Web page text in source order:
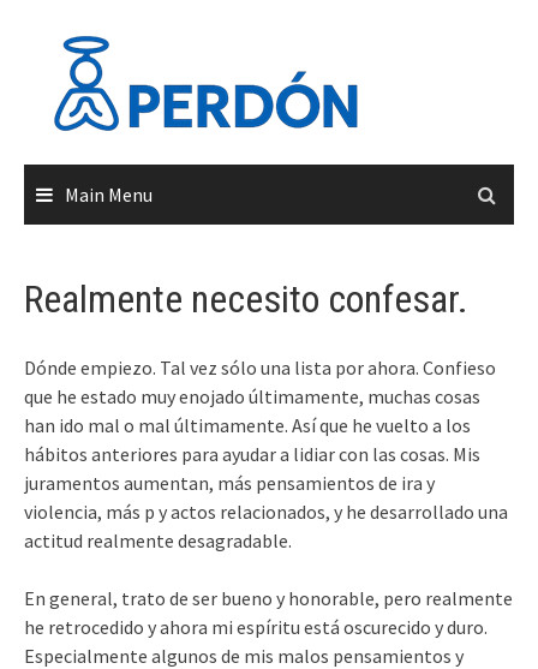
Main Menu
Realmente necesito confesar.
Dónde empiezo. Tal vez sólo una lista por ahora. Confieso
que he estado muy enojado últimamente, muchas cosas
han ido mal o mal últimamente. Así que he vuelto a los
hábitos anteriores para ayudar a lidiar con las cosas. Mis
juramentos aumentan, más pensamientos de ira y
violencia, más p y actos relacionados, y he desarrollado una
actitud realmente desagradable.
En general, trato de ser bueno y honorable, pero realmente
he retrocedido y ahora mi espíritu está oscurecido y duro.
Especialmente algunos de mis malos pensamientos y